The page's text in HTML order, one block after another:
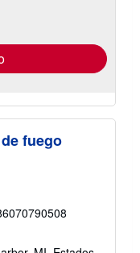
fuego